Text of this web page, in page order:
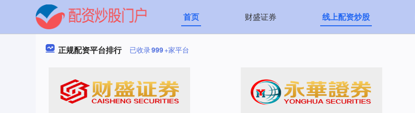
首页 财盛证券 线上配资炒股
正规配资平台排行 已收录999+家平台